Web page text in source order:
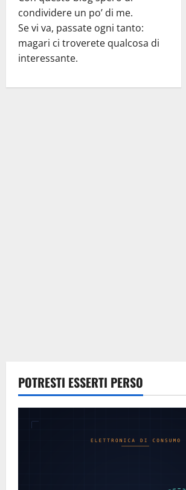
condividere un po’ di me.
Se vi va, passate ogni tanto:
magari ci troverete qualcosa di
interessante.
POTRESTI ESSERTI PERSO